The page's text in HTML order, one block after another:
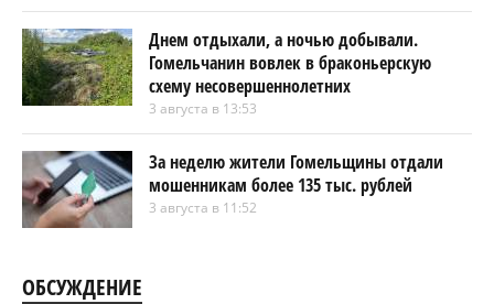
Днем отдыхали, а ночью добывали.
Гомельчанин вовлек в браконьерскую
схему несовершеннолетних
3 августа в 13:53
За неделю жители Гомельщины отдали
мошенникам более 135 тыс. рублей
3 августа в 11:52
ОБСУЖДЕНИЕ